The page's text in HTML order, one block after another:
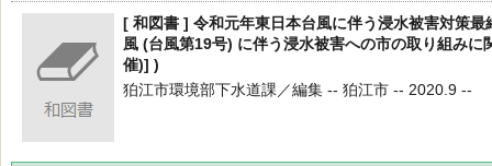
[ 和図書 ] 令和元年東日本台風に伴う浸水被害対策
風 (台風第19号) に伴う浸水被害への市の取り組みに
催)] )
狛江市環境部下水道課／編集 -- 狛江市 -- 2020.9 --